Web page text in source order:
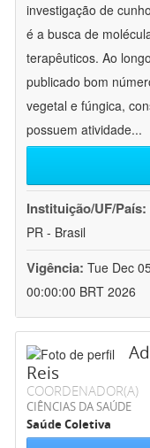
investigação de
é a busca de
terapêuticos. Ao
publicado bom
vegetal e fúngica,
possuem atividade...
Instituição/UF/País:
PR - Brasil
Vigência: Tue Dec
00:00:00 BRT 2026
Reis
COORDENADOR(A)
CIÊNCIAS DA SAÚDE
Saúde Coletiva